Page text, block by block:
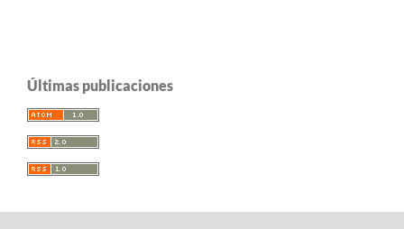
Últimas publicaciones